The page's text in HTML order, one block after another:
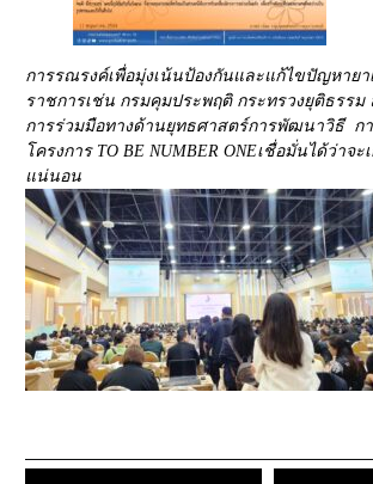
การรณรงค์เพื่อมุ่งเน้นป้องกันและแก้ไขปัญหาย
ราชการเช่น กรมคุมประพฤติ กระทรวงยุติธรรม
การร่วมมือทางด้านยุทธศาสตร์การพัฒนาวิธี กา
โครงการ TO BE NUMBER ONEเชื่อมั่นได้ว่าจะ
แน่นอน